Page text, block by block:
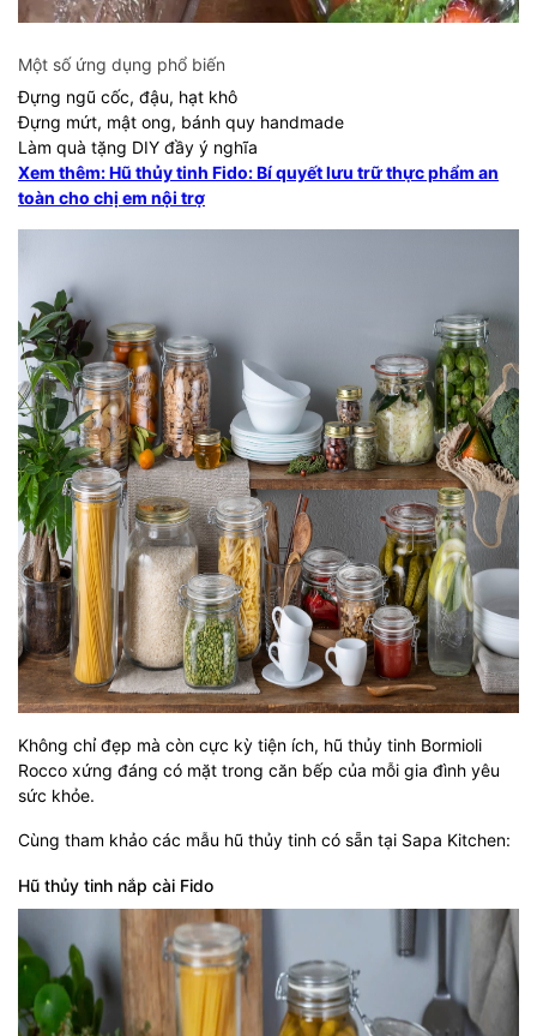
Một số ứng dụng phổ biến
Đựng ngũ cốc, đậu, hạt khô
Đựng mứt, mật ong, bánh quy handmade
Làm quà tặng DIY đầy ý nghĩa
Xem thêm: Hũ thủy tinh Fido: Bí quyết lưu trữ thực phẩm an
toàn cho chị em nội trợ
Không chỉ đẹp mà còn cực kỳ tiện ích, hũ thủy tinh Bormioli
Rocco xứng đáng có mặt trong căn bếp của mỗi gia đình yêu
sức khỏe.
Cùng tham khảo các mẫu hũ thủy tinh có sẵn tại Sapa Kitchen:
Hũ thủy tinh nắp cài Fido